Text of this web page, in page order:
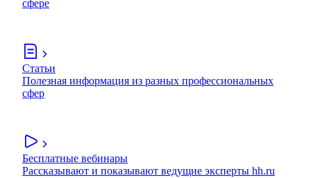
сфере
Статьи
Полезная информация из разных профессиональных
сфер
Бесплатные вебинары
Рассказывают и показывают ведущие эксперты hh.ru